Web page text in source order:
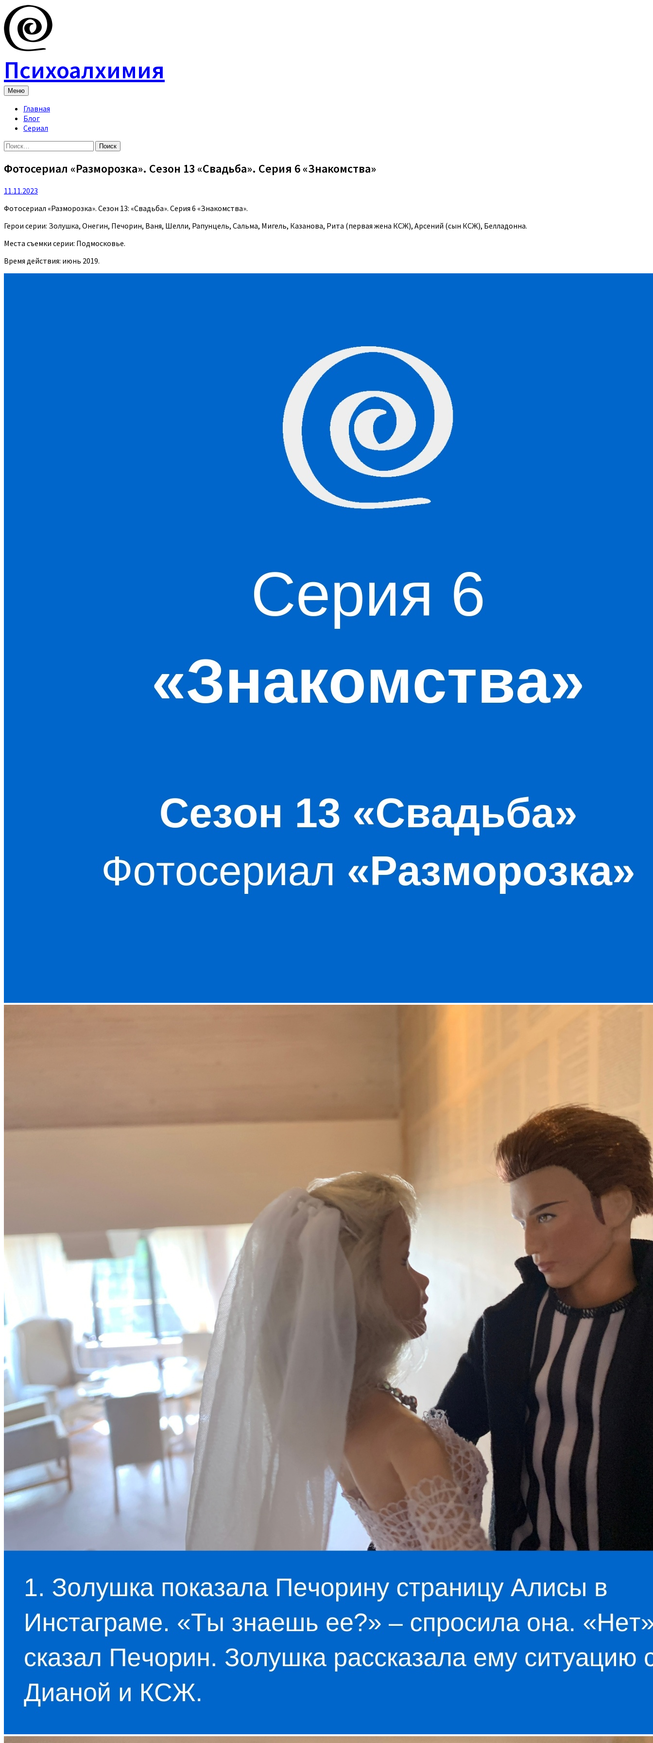
Skip
to
content
Психоалхимия
Меню
Главная
Блог
Сериал
Найти:
Фотосериал «Разморозка». Сезон 13 «Свадьба». Серия 6 «Знакомства»
11.11.2023
Фотосериал «Разморозка». Сезон 13: «Свадьба». Серия 6 «Знакомства».
Герои серии: Золушка, Онегин, Печорин, Ваня, Шелли, Рапунцель, Сальма, Мигель, Казанова, Рита (первая жена КСЖ), Арсений (сын КСЖ), Белладонна.
Места съемки серии: Подмосковье.
Время действия: июнь 2019.